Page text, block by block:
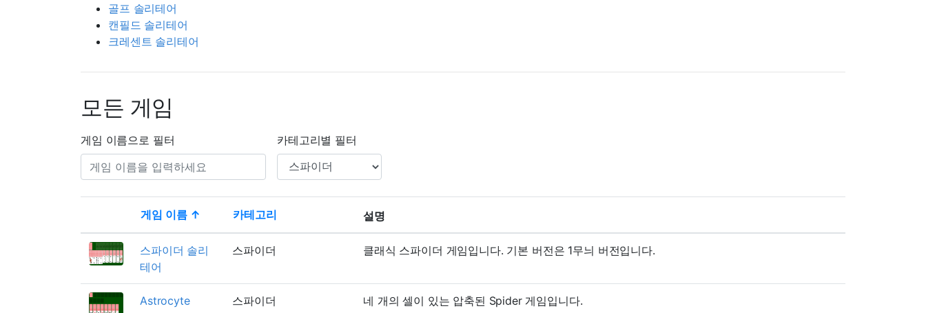
골프 솔리테어
캔필드 솔리테어
크레센트 솔리테어
모든 게임
게임 이름으로 필터 카테고리별 필터
Thumbnail
게임 이름 ↑ 카테고리 설명
스파이더 솔리
테어
스파이더 클래식 스파이더 게임입니다. 기본 버전은 1무늬 버전입니다.
Astrocyte 스파이더 네 개의 셀이 있는 압축된 Spider 게임입니다.